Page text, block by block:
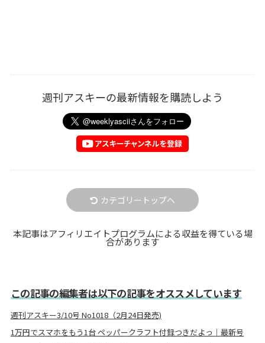
週刊アスキーの最新情報を購読しよう
カテゴリートップへ
本記事はアフィリエイトプログラムによる収益を得ている場
合があります
この記事の編集者は以下の記事をオススメしています
週刊アスキー3/10号 No1018（2月24日発売)
1万円でスマホをもう1台 ペッパークラフト付録つきだよっ｜最新号